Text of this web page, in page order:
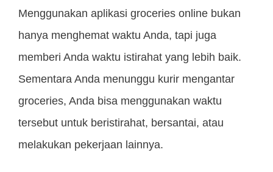
Menggunakan aplikasi groceries online bukan
hanya menghemat waktu Anda, tapi juga
memberi Anda waktu istirahat yang lebih baik.
Sementara Anda menunggu kurir mengantar
groceries, Anda bisa menggunakan waktu
tersebut untuk beristirahat, bersantai, atau
melakukan pekerjaan lainnya.